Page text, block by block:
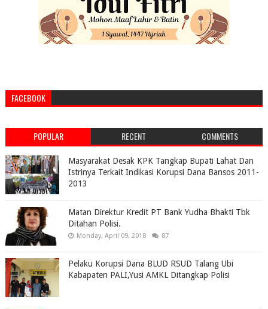
FACEBOOK
POPULAR RECENT COMMENTS
Masyarakat Desak KPK Tangkap Bupati Lahat Dan
Istrinya Terkait Indikasi Korupsi Dana Bansos 2011-
2013
Matan Direktur Kredit PT Bank Yudha Bhakti Tbk
Ditahan Polisi.
Monday, April 09, 2018 87
Pelaku Korupsi Dana BLUD RSUD Talang Ubi
Kabapaten PALI,Yusi AMKL Ditangkap Polisi